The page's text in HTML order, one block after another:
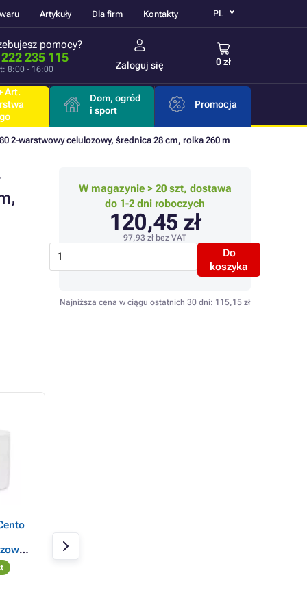
Artykuły Dla firm Kontakty PL
pomocy?
235 115
8:00 - 16:00 Zaloguj się 0 zł
Art.
Dom, ogród
i sport
Promocja
2-warstwowy celulozowy, średnica 28 cm, rolka 260 m
W magazynie > 20 szt, dostawa
do 1-2 dni roboczych
120,45 zł
97,93 złbez VAT
Do
koszyka
Najniższa cena w ciągu ostatnich 30 dni: 115,15 zł
Harmasan 400trip.